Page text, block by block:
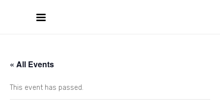
« All Events
This event has passed.